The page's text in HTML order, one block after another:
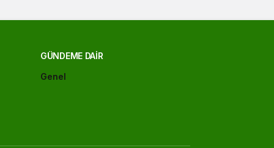
GÜNDEME DAIR
Genel